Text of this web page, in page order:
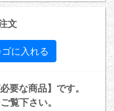
文
要な商品】です。
覧下さい。